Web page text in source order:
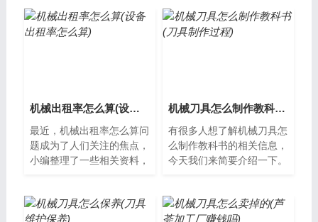
吧。机械出...
刀是我们日...
机械出租率怎么算(设备出租率怎么算)
最近，机械出租率怎么算问
题成为了人们关注的焦点，
小编整理了一些相关资料，
是机械出租...
机械刀具怎么制作教科书(刀具制作过程)
有很多人想了解机械刀具怎
么制作教科书的相关信息，
今天我们来简要介绍一下。
一，它广泛...